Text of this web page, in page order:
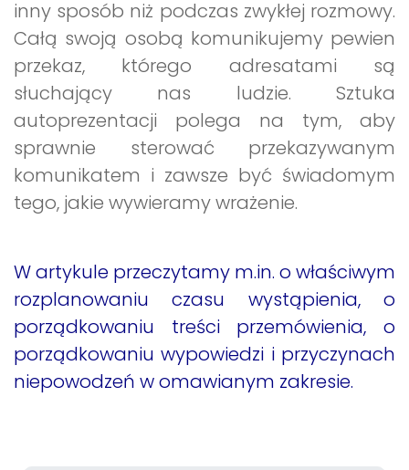
inny sposób niż podczas zwykłej rozmowy.
Całą swoją osobą komunikujemy pewien
przekaz, którego adresatami są
słuchający nas ludzie. Sztuka
autoprezentacji polega na tym, aby
sprawnie sterować przekazywanym
komunikatem i zawsze być świadomym
tego, jakie wywieramy wrażenie.
W artykule przeczytamy m.in. o właściwym
rozplanowaniu czasu wystąpienia, o
porządkowaniu treści przemówienia, o
porządkowaniu wypowiedzi i przyczynach
niepowodzeń w omawianym zakresie.